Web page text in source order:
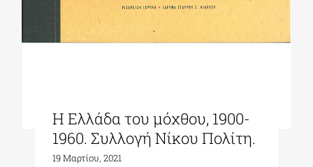
Η Ελλάδα του μόχθου, 1900-
1960. Συλλογή Νίκου Πολίτη.
19 Μαρτίου, 2021